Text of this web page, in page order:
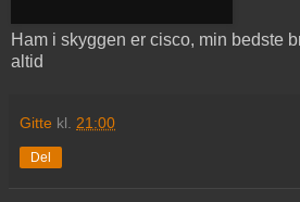
Ham i skyggen er cisco, min bedste
altid
Gitte kl. 21:00
Del